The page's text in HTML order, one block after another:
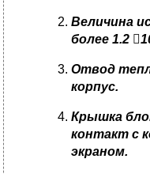
Величина
более 1.2 
Отвод
корпус.
Крышка
контакт с
экраном.